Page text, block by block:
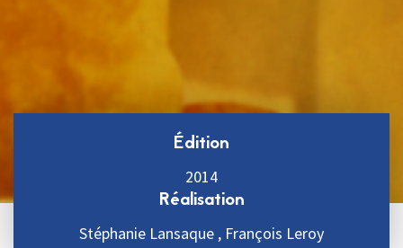
Édition
2014
Réalisation
Stéphanie Lansaque , François Leroy